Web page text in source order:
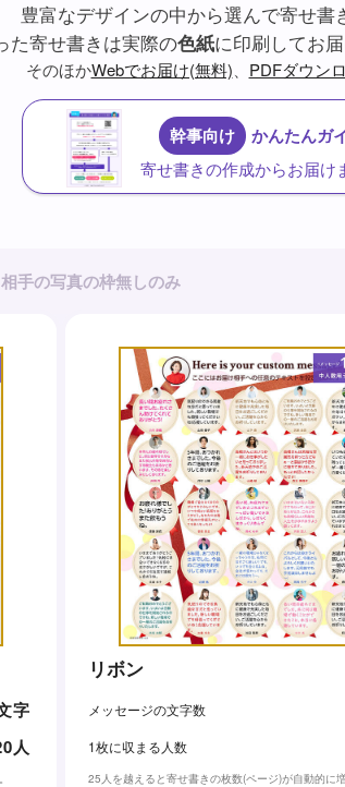
豊富なデザインの中から選んで寄せ書
た寄せ書きは実際の色紙に印刷してお
そのほかWebでお届け(無料) PDFダウン
幹事向け かんたんガ
寄せ書きの作成からお届け
手の写真の枠無しのみ
字
人
リボン
メッセージの文字数
1枚に収まる人数
25人を越えると寄せ書きの枚数(ページ)が自動的に増